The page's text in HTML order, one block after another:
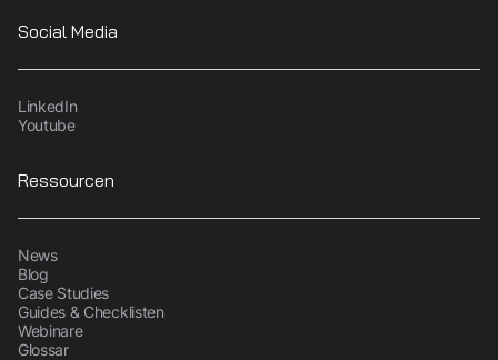
Social Media
LinkedIn
Youtube
Ressourcen
News
Blog
Case Studies
Guides & Checklisten
Webinare
Glossar